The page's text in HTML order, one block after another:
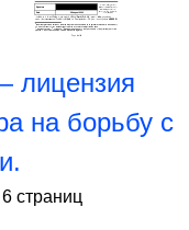
лицензия
на борьбу с
6 страниц